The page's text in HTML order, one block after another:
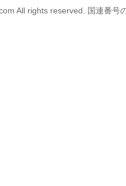
All rights reserved. 国連番号